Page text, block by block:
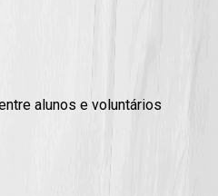
alunos e voluntários